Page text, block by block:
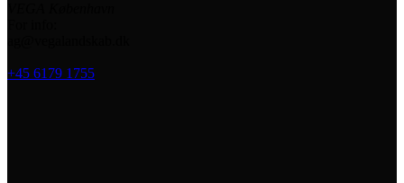
+45 6179 1755